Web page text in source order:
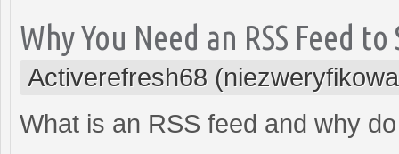
Why You Need an RSS Feed
Activerefresh68
What is an RSS feed and why